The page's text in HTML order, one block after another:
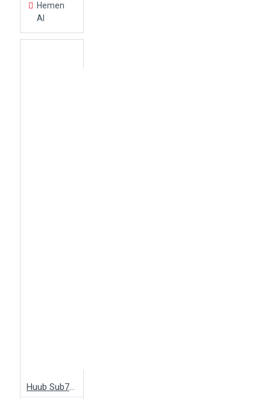
Hemen
Al
Huub Sub7 LC Trisuit